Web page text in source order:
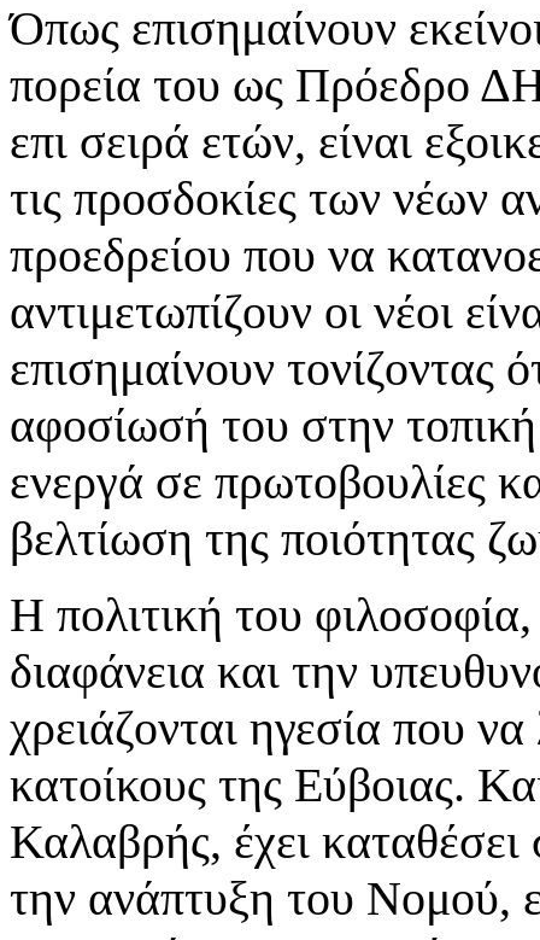
Όπως επισημαίνουν
πορεία του ως Πρόεδρο
επι σειρά ετών, είναι
τις προσδοκίες των νέων
προεδρείου που να
αντιμετωπίζουν οι νέοι
επισημαίνουν τονίζοντας
αφοσίωσή του στην
ενεργά σε πρωτοβουλίες
βελτίωση της ποιότητας
Η πολιτική του
διαφάνεια και την
χρειάζονται ηγεσία που
κατοίκους της Εύβοιας.
Καλαβρής, έχει καταθέσει
την ανάπτυξη του Νομού,